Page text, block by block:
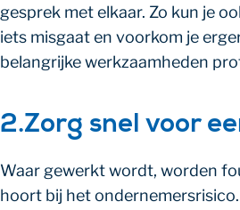
gesprek met elkaar. Zo kun je
iets misgaat en voorkom je
belangrijke werkzaamheden
2.Zorg snel voor
Waar gewerkt wordt, worden
hoort bij het